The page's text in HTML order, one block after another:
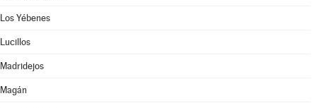
Los Yébenes
Lucillos
Madridejos
Magán